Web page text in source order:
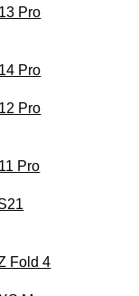
Pro
Pro
Pro
Pro
Fold 4